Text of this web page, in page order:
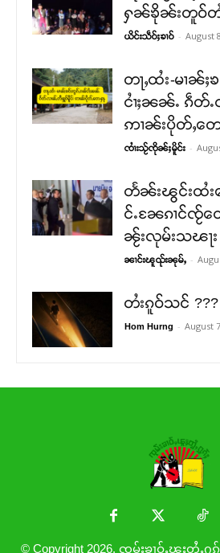
ႁၼ်ၶိုၼ်းတူဝ်တ
ယိင်းသဵဝ်ႈၶၢဝ် - August
တႃႇထႆး-မၢၼ်ႈ
ငၢႆႈၼၼ်ႉ ၵဵတ်ႉ
ဢၢၼ်းပိုတ်ႇတေႉ
ၸၢႆးသႂ်ၸိုၼ်ႈမိူင်း -
တႅၼ်းၽွင်းထႆး
င်ႉၼႄၵၢင်ၸႂ်တ
ၼႂ်းလုမ်းသၽႃး
ၼၢင်းၽူၺ်းၼုမ်ႇ -
တႆးၵူဝ်သင် ???
Hom Hurng - August
© Copyright 2026. ၸုမ်းၶၢဝ်ႇၽူႈတွႆႇႁွၵ်